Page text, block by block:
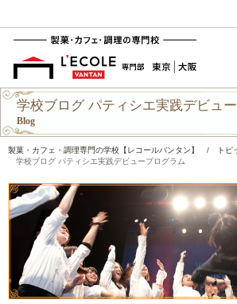
学校ブログ パティシエ実践デビュ
Blog
製菓・カフェ・調理専門の学校【レコールバンタン】 / トピ
学校ブログ パティシエ実践デビュープログラム